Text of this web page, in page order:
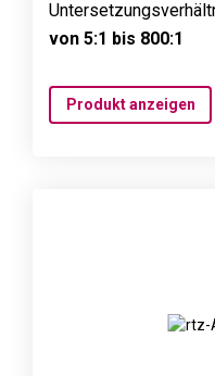
von 5:1 bis 800:1
Produkt anzeigen